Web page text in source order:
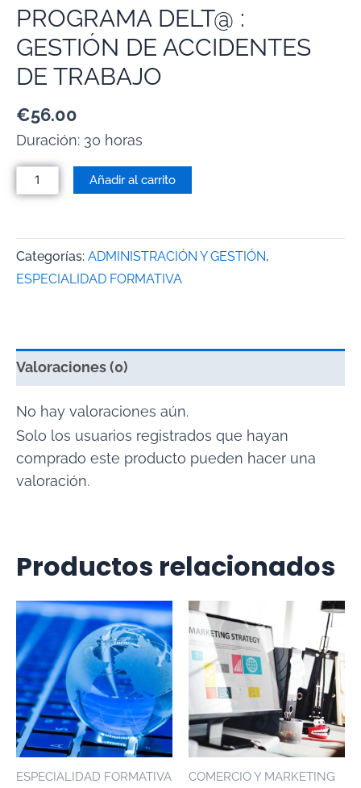
PROGRAMA DELT@ :
GESTIÓN DE ACCIDENTES
DE TRABAJO
€56.00
Duración: 30 horas
Añadir al carrito
Categorías: ADMINISTRACIÓN Y GESTIÓN,
ESPECIALIDAD FORMATIVA
Valoraciones (0)
No hay valoraciones aún.
Solo los usuarios registrados que hayan
comprado este producto pueden hacer una
valoración.
Productos relacionados
ESPECIALIDAD FORMATIVA COMERCIO Y MARKETING